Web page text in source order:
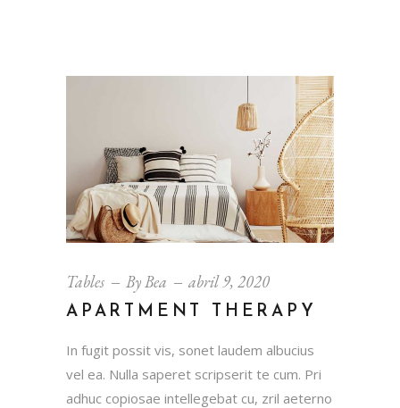
Tables ByBea abril 9, 2020
APARTMENT THERAPY
In fugit possit vis, sonet laudem albucius
vel ea. Nulla saperet scripserit te cum. Pri
adhuc copiosae intellegebat cu, zril aeterno